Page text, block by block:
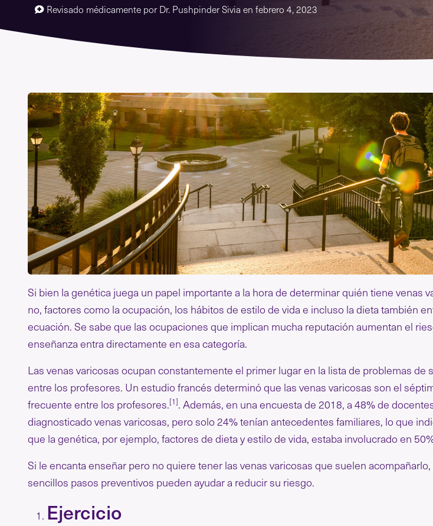
Revisado médicamente porDr. Pushpinder Sivia en febrero 4, 2023
Si bien la genética juega un papel importante a la hora de determinar quién tiene venas
no, factores como la ocupación, los hábitos de estilo de vida e incluso la dieta también
ecuación. Se sabe que las ocupaciones que implican mucha reputación aumentan el
enseñanza entra directamente en esa categoría.
Las venas varicosas ocupan constantemente el primer lugar en la lista de problemas de
entre los profesores. Un estudio francés determinó que las venas varicosas son el
frecuente entre los profesores.[1]. Además, en una encuesta de 2018, a 48% de
diagnosticado venas varicosas, pero solo 24% tenían antecedentes familiares, lo que
que la genética, por ejemplo, factores de dieta y estilo de vida, estaba involucrado en
Si le encanta enseñar pero no quiere tener las venas varicosas que suelen
sencillos pasos preventivos pueden ayudar a reducir su riesgo.
Ejercicio